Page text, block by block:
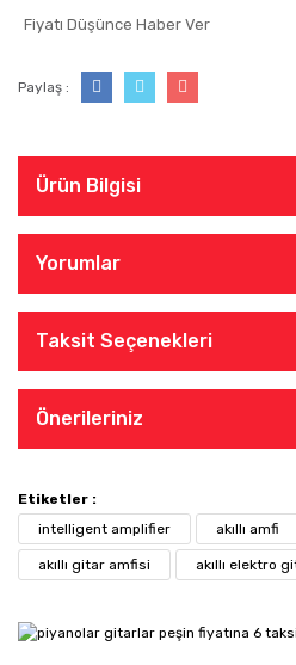
Fiyatı Düşünce Haber Ver
Paylaş :
Ürün Bilgisi
Yorumlar
Taksit Seçenekleri
Önerileriniz
Etiketler :
intelligent amplifier
akıllı amfi
akıllı gitar amfisi akıllı elektro